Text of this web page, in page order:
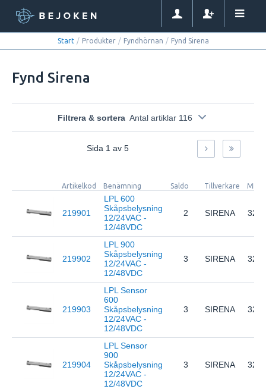
Start / Produkter / Fyndhörnan / Fynd Sirena
Fynd Sirena
Filtrera & sortera Antal artiklar 116
Sida 1 av 5
Artikelkod Benämning Saldo Tillverkare MPN
219901
LPL 600
Skåpsbelysning
12/24VAC -
12/48VDC
2 SIRENA
219902
LPL 900
Skåpsbelysning
12/24VAC -
12/48VDC
3 SIRENA
219903
LPL Sensor
600
Skåpsbelysning
12/24VAC -
12/48VDC
3 SIRENA
219904
LPL Sensor
900
Skåpsbelysning
12/24VAC -
12/48VDC
3 SIRENA